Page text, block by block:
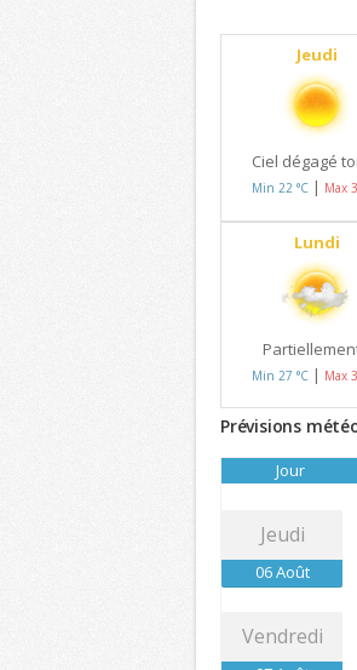
Jeudi
Ciel dégagé
Min 22 °C | Max
Lundi
Min 27 °C | Max
Prévisions
Jour
Jeudi
06 Août
Vendredi